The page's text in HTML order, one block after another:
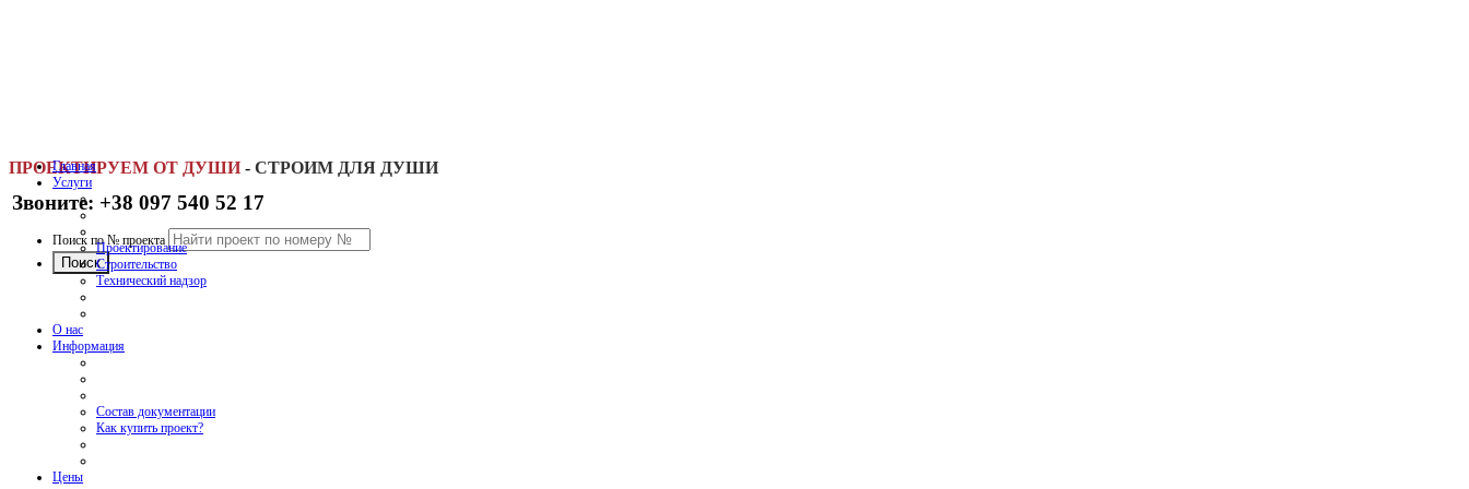
ПРОЕКТИРУЕМ ОТ ДУШИ - СТРОИМ ДЛЯ ДУШИ
Звоните: +38 097 540 52 17
Поиск по № проекта
Главная
Услуги
Проектирование
Строительство
Технический надзор
О нас
Информация
Состав документации
Как купить проект?
Цены